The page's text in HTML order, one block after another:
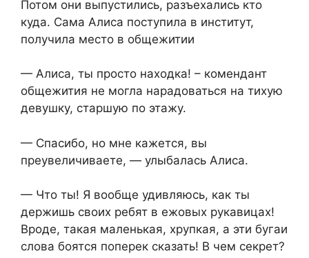
Потом они выпустились, разъехались кто
куда. Сама Алиса поступила в институт,
получила место в общежитии
— Алиса, ты просто находка! – комендант
общежития не могла нарадоваться на тихую
девушку, старшую по этажу.
— Спасибо, но мне кажется, вы
преувеличиваете, — улыбалась Алиса.
— Что ты! Я вообще удивляюсь, как ты
держишь своих ребят в ежовых рукавицах!
Вроде, такая маленькая, хрупкая, а эти бугаи
слова боятся поперек сказать! В чем секрет?